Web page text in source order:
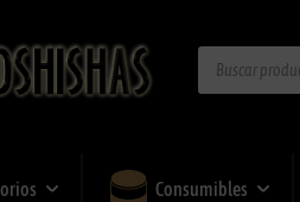
Consumibles